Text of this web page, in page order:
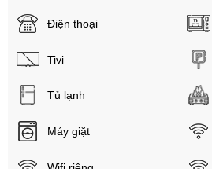
Điện thoại
Tivi
Tủ lạnh
Máy giặt